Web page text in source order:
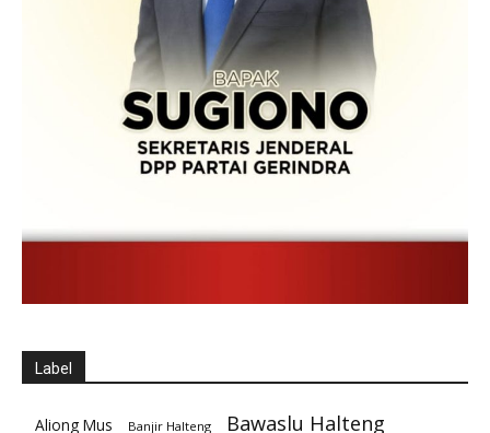
Label
Aliong Mus Banjir Halteng Bawaslu Halteng